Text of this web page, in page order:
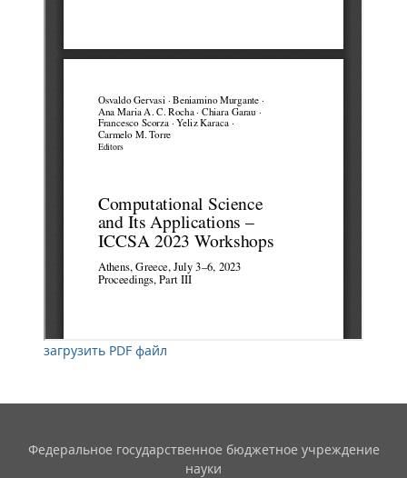
загрузить PDF файл
Федеральное государственное бюджетное учреждение
науки